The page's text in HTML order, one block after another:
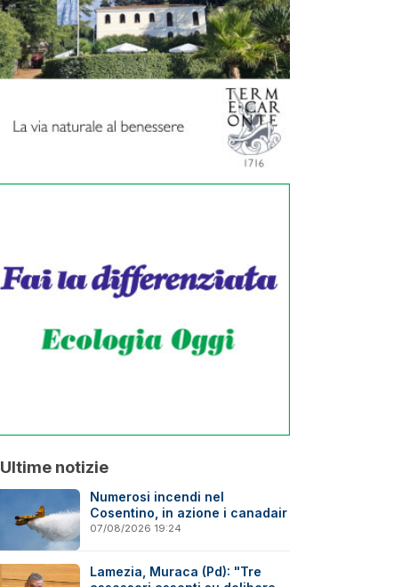
Ultime notizie
Numerosi incendi nel
Cosentino, in azione i canadair
07/08/2026 19:24
Lamezia, Muraca (Pd): "Tre